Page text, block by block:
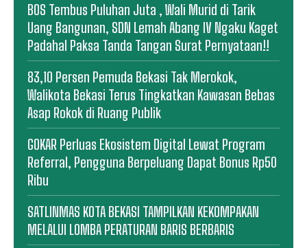
BOS Tembus Puluhan Juta , Wali Murid di Tarik
Uang Bangunan, SDN Lemah Abang IV Ngaku Kaget
Padahal Paksa Tanda Tangan Surat Pernyataan!!
83,10 Persen Pemuda Bekasi Tak Merokok,
Walikota Bekasi Terus Tingkatkan Kawasan Bebas
Asap Rokok di Ruang Publik
GOKAR Perluas Ekosistem Digital Lewat Program
Referral, Pengguna Berpeluang Dapat Bonus Rp50
Ribu
SATLINMAS KOTA BEKASI TAMPILKAN KEKOMPAKAN
MELALUI LOMBA PERATURAN BARIS BERBARIS